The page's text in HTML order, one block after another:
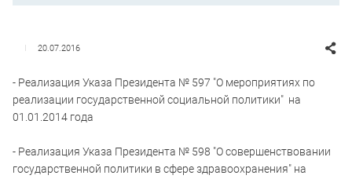
20.07.2016
- Реализация Указа Президента № 597 "О мероприятиях по
реализации государственной социальной политики" на
01.01.2014 года
- Реализация Указа Президента № 598 "О совершенствовании
государственной политики в сфере здравоохранения" на